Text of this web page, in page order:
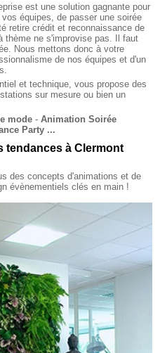
est une solution gagnante pour
équipes, de passer une soirée
retire crédit et reconnaissance de
thème ne s'improvise pas. Il faut
Nous mettons donc à votre
de nos équipes et d'un
et technique, vous propose des
sur mesure ou bien un
mode -Animation Soirée
Party ...
tendances à Clermont
des concepts d'animations et de
évènementiels clés en main !